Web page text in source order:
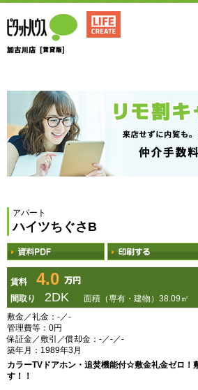
アパート
ハイツちぐさB
賃料 4.0
間取り 2DK
面積（専有・建物）38.09㎡
敷金／礼金：-／-
管理費等：0円
保証金／敷引／償却金：-／-／-
築年月：1989年3月
カラーTVドアホン・追焚機能付☆敷金礼金ゼロ！
す！！